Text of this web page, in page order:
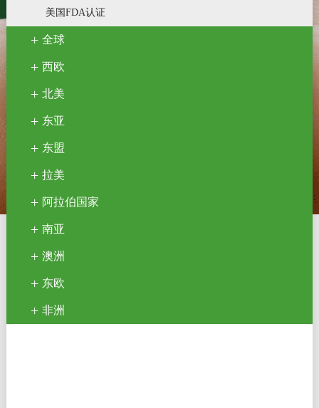
美国FDA认证
全球
西欧
北美
东亚
东盟
拉美
阿拉伯国家
南亚
澳洲
东欧
非洲